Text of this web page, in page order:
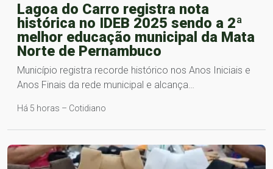
Lagoa do Carro registra nota
histórica no IDEB 2025 sendo a 2ª
melhor educação municipal da Mata
Norte de Pernambuco
Município registra recorde histórico nos Anos Iniciais e
Anos Finais da rede municipal e alcança…
Há 5 horas – Cotidiano